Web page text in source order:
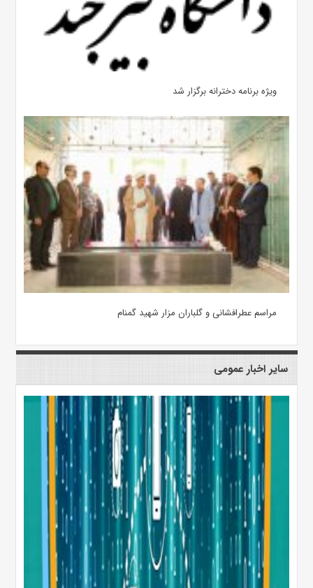
ویژه برنامه دخترانه برگزار شد
مراسم عطرافشانی و گلباران مزار شهید گمنام
سایر اخبار عمومی